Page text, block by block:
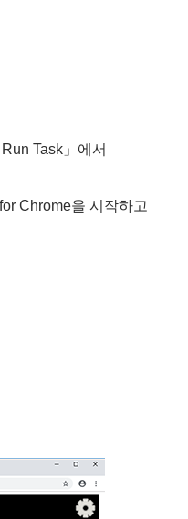
Task」에서
Chrome을 시작하고